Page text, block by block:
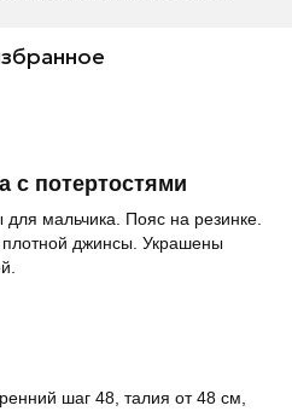
с потертостями
мальчика. Пояс на резинке.
джинсы. Украшены
шаг 48, талия от 48 см,